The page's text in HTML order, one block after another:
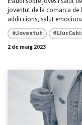
joventut de la comarca de
addiccions, salut
#Joventut
2 de maig 2023